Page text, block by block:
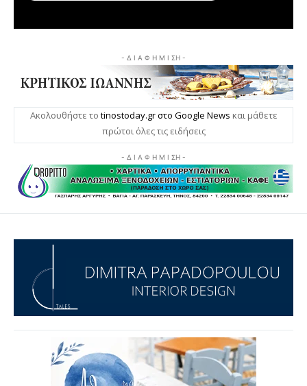
- Δ Ι Α Φ Η Μ Ι ΣΗ -
Ακολουθήστε το tinostoday.gr στο Google News και μάθετε
πρώτοι όλες τις ειδήσεις
- Δ Ι Α Φ Η Μ Ι ΣΗ -